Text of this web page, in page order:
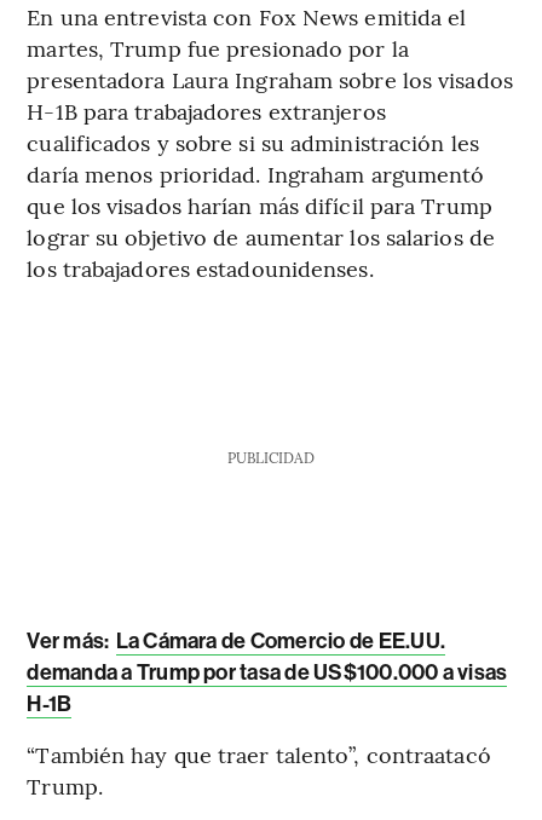
En una entrevista con Fox News emitida el
martes, Trump fue presionado por la
presentadora Laura Ingraham sobre los visados
H-1B para trabajadores extranjeros
cualificados y sobre si su administración les
daría menos prioridad. Ingraham argumentó
que los visados harían más difícil para Trump
lograr su objetivo de aumentar los salarios de
los trabajadores estadounidenses.
PUBLICIDAD
Ver más: La Cámara de Comercio de EE.UU.
demanda a Trump por tasa de US$100.000 a visas
H-1B
“También hay que traer talento”, contraatacó
Trump.